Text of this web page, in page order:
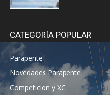
CATEGORÍA POPULAR
Parapente
Novedades Parapente
Competición y XC